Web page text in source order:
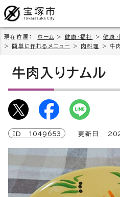
現在位置： ホーム > 健康・福祉 >健康
>簡単に作れるメニュー > 肉料理 > 牛
牛肉入りナムル
ID 1049653 更新日